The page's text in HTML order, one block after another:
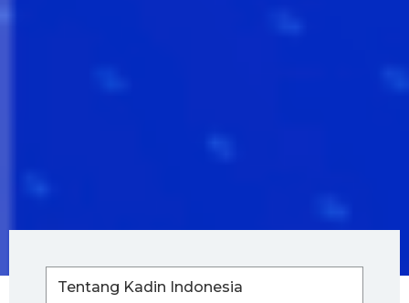
Tentang Kadin Indonesia